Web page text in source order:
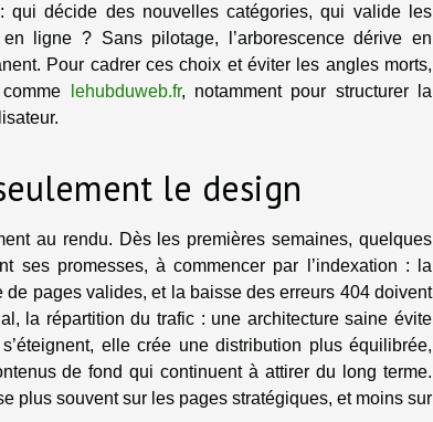
qui décide des nouvelles catégories, qui valide les
ligne ? Sans pilotage, l’arborescence dérive en
Pour cadrer ces choix et éviter les angles morts,
lehubduweb.fr, notamment pour structurer la
le design
au rendu. Dès les premières semaines, quelques
ses promesses, à commencer par l’indexation : la
pages valides, et la baisse des erreurs 404 doivent
la répartition du trafic : une architecture saine évite
elle crée une distribution plus équilibrée,
de fond qui continuent à attirer du long terme.
plus souvent sur les pages stratégiques, et moins sur